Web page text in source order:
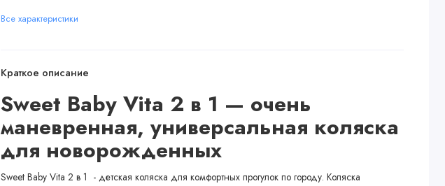
Все характеристики
Краткое описание
Sweet Baby Vita 2 в 1 — очень
маневренная, универсальная коляска
для новорожденных
Sweet Baby Vita 2 в 1 - детская коляска для комфортных прогулок по городу. Коляска